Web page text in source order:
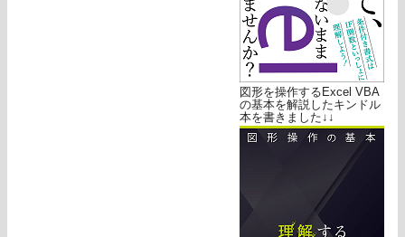
図形を操作するExcel VBA
の基本を解説したキンドル
本を書きました↓↓